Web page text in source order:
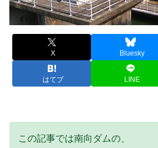
X Bluesky
はてブ LINE
この記事では南向ダムの、